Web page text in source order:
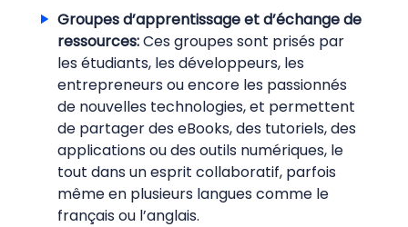
Groupes d’apprentissage et d’échange de
ressources:Ces groupes sont prisés par
les étudiants, les développeurs, les
entrepreneurs ou encore les passionnés
de nouvelles technologies, et permettent
de partager des eBooks, des tutoriels, des
applications ou des outils numériques, le
tout dans un esprit collaboratif, parfois
même en plusieurs langues comme le
français ou l’anglais.